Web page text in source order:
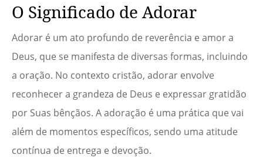
O Significado de Adorar
Adorar é um ato profundo de reverência e amor a
Deus, que se manifesta de diversas formas, incluindo
a oração. No contexto cristão, adorar envolve
reconhecer a grandeza de Deus e expressar gratidão
por Suas bênçãos. A adoração é uma prática que vai
além de momentos específicos, sendo uma atitude
contínua de entrega e devoção.